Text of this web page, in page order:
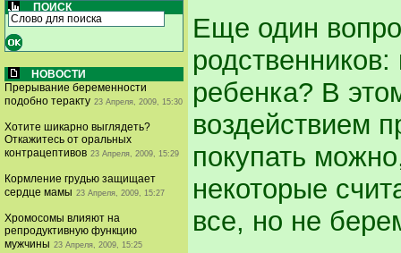
ПОИСК
НОВОСТИ
Прерывание беременности
подобно теракту 23 Апреля, 2009, 15:30
Хотите шикарно выглядеть?
Откажитесь от оральных
контрацептивов 23 Апреля, 2009, 15:29
Кормление грудью защищает
сердце мамы 23 Апреля, 2009, 15:27
Хромосомы влияют на
репродуктивную функцию
мужчины 23 Апреля, 2009, 15:25
Еще один
ребенка? В
воздействием
покупать
некоторые
все, но не